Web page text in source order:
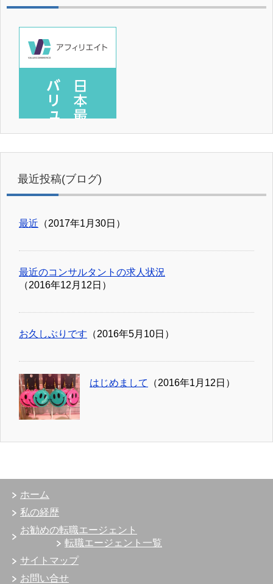
最近投稿(ブログ)
最近 （2017年1月30日）
最近のコンサルタントの求人状況
（2016年12月12日）
お久しぶりです （2016年5月10日）
はじめまして （2016年1月12日）
ホーム
私の経歴
お勧めの転職エージェント
転職エージェント一覧
サイトマップ
お問い合せ